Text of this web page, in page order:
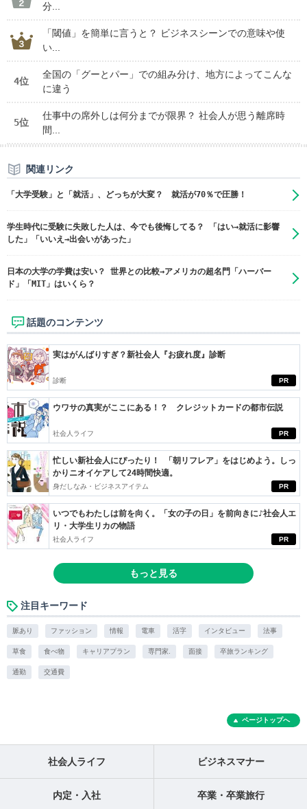
分...
「閾値」を簡単に言うと？ ビジネスシーンでの意味や使
い...
4位
全国の「グーとパー」での組み分け、地方によってこんな
に違う
5位
仕事中の席外しは何分までが限界？ 社会人が思う離席時
間...
関連リンク
「大学受験」と「就活」、どっちが大変？ 就活が70％で圧勝！
学生時代に受験に失敗した人は、今でも後悔してる？ 「はい→就活に影響
した」「いいえ→出会いがあった」
日本の大学の学費は安い？ 世界との比較→アメリカの超名門「ハーバー
ド」「MIT」はいくら？
話題のコンテンツ
PR
実はがんばりすぎ？新社会人『お疲れ度』診断
診断
PR
ウワサの真実がここにある！？ クレジットカードの都市伝説
社会人ライフ
PR
忙しい新社会人にぴったり！ 「朝リフレア」をはじめよう。しっ
かりニオイケアして24時間快適。
身だしなみ・ビジネスアイテム
PR
いつでもわたしは前を向く。「女の子の日」を前向きに♪社会人エ
リ・大学生リカの物語
社会人ライフ
もっと見る
注目キーワード
脈あり ファッション 情報 電車 活字 インタビュー 法事
草食 食べ物 キャリアプラン 専門家. 面接 卒旅ランキング
通勤 交通費
ページトップへ
社会人ライフ ビジネスマナー
内定・入社 卒業・卒業旅行